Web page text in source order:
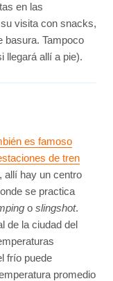
en las
visita con snacks,
basura. Tampoco
llegará allí a pie).
es famoso
de tren
allí hay un centro
se practica
o slingshot.
de la ciudad del
frío puede
promedio